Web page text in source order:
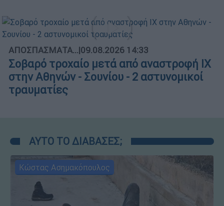
ΑΠΟΣΠΑΣΜΑΤΑ...|09.08.2026 14:33
Σοβαρό τροχαίο μετά από αναστροφή ΙΧ
στην Αθηνών - Σουνίου - 2 αστυνομικοί
τραυματίες
ΑΥΤΟ ΤΟ ΔΙΑΒΑΣΕΣ;
Κώστας Ασημακόπουλος